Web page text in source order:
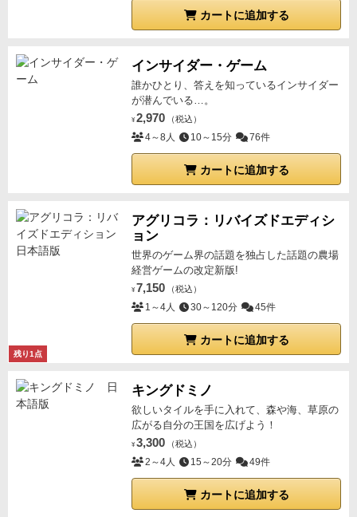
カートに追加する
インサイダー・ゲーム
誰かひとり、答えを知っているインサイダー
が潜んでいる…。
¥ 2,970 （税込）
4～8人 10～15分 76件
カートに追加する
残り1点
アグリコラ：リバイズドエディシ
ョン
世界のゲーム界の話題を独占した話題の農場
経営ゲームの改定新版!
¥ 7,150 （税込）
1～4人 30～120分 45件
カートに追加する
キングドミノ
欲しいタイルを手に入れて、森や海、草原の
広がる自分の王国を広げよう！
¥ 3,300 （税込）
2～4人 15～20分 49件
カートに追加する